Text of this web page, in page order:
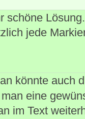
schöne
jede
könnte auch
eine
im Text